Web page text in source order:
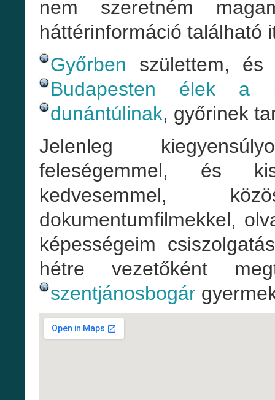
nem szeretném
háttérinformáció található
Győrben születtem, és
Budapesten élek a
dunántúlinak, győrinek
Jelenleg
feleségemmel, és
kedvesemmel,
dokumentumfilmekkel,
képességeim
hétre vezetőként
szentjánosbogár